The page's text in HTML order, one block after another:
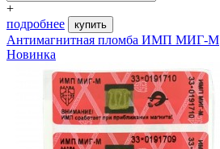
+
подробнее
купить
Антимагнитная пломба ИМП МИГ-М
Новинка